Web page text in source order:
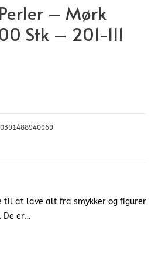
– Mørk
Stk – 201-111
til at lave alt fra smykker og figurer
De er…